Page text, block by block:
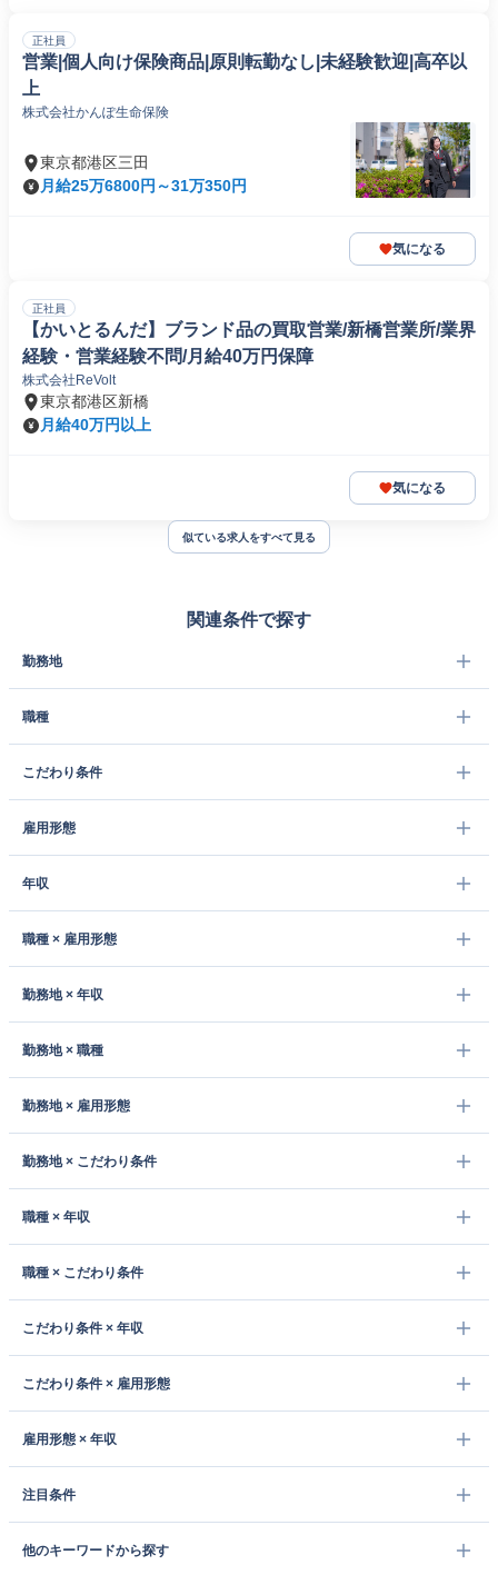
正社員
営業|個人向け保険商品|原則転勤なし|未経験歓迎|高卒以
上
株式会社かんぽ生命保険
東京都港区三田
月給25万6800円～31万350円
気になる
正社員
【かいとるんだ】ブランド品の買取営業/新橋営業所/業界
経験・営業経験不問/月給40万円保障
株式会社ReVolt
東京都港区新橋
月給40万円以上
気になる
似ている求人をすべて見る
関連条件で探す
勤務地
職種
こだわり条件
雇用形態
年収
職種 × 雇用形態
勤務地 × 年収
勤務地 × 職種
勤務地 × 雇用形態
勤務地 × こだわり条件
職種 × 年収
職種 × こだわり条件
こだわり条件 × 年収
こだわり条件 × 雇用形態
雇用形態 × 年収
注目条件
他のキーワードから探す